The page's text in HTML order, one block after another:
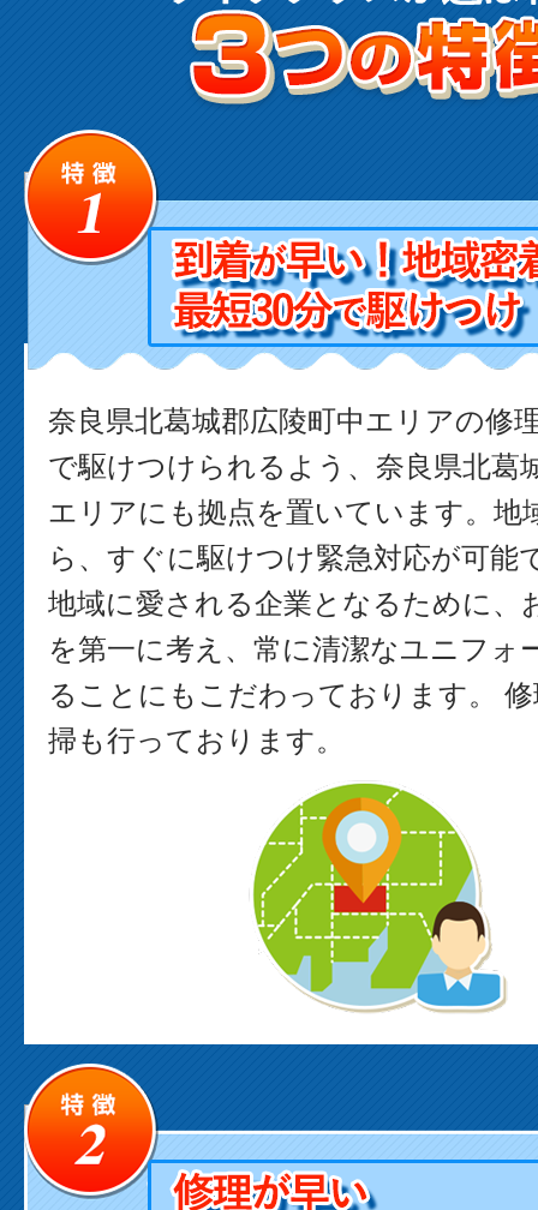
奈良県北葛城郡広陵町中エリアの修
で駆けつけられるよう、奈良県北葛
エリアにも拠点を置いています。地
ら、すぐに駆けつけ緊急対応が可能
地域に愛される企業となるために、
を第一に考え、常に清潔なユニフォ
ることにもこだわっております。
掃も行っております。